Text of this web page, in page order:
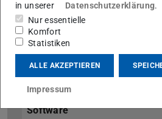
Forschung
Forschungsgebiete
Dissertationen
Software
in unserer
Datenschutzerklärung.
Nur essentielle
Komfort
Statistiken
ALLE AKZEPTIEREN
Impressum